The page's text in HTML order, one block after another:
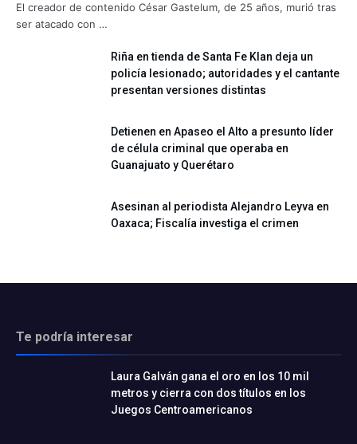
El creador de contenido César Gastelum, de 25 años, murió tras
ser atacado con …
Riña en tienda de Santa Fe Klan deja un
policía lesionado; autoridades y el cantante
presentan versiones distintas
Detienen en Apaseo el Alto a presunto líder
de célula criminal que operaba en
Guanajuato y Querétaro
Asesinan al periodista Alejandro Leyva en
Oaxaca; Fiscalía investiga el crimen
Te podría interesar
Laura Galván gana el oro en los 10 mil
metros y cierra con dos títulos en los
Juegos Centroamericanos